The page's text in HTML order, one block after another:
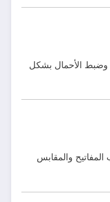
وضبط الأحمال بشكل
والمقابس